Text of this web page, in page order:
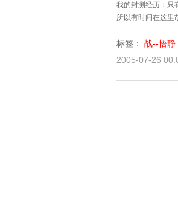
我的封测经历：只
所以有时间在这里
标签： 战--悟静
2005-07-26